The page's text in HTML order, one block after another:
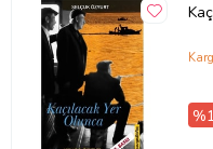
Sayfa Sayısı 176
Yayın Dili
Türkçe
Mehmet Burak
Ürün Kodu:
kcm15030045